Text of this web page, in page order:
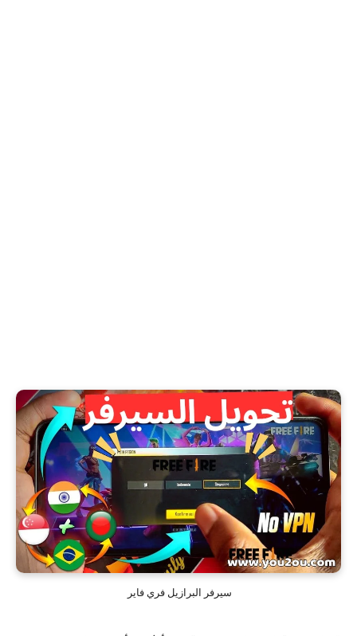
سيرفر البرازيل فري فاير